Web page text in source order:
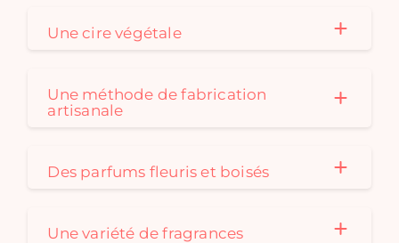
Une cire végétale
Une méthode de fabrication
artisanale
Des parfums fleuris et boisés
Une variété de fragrances